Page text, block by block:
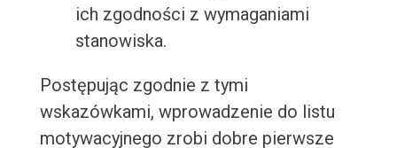
ich zgodności z wymaganiami
stanowiska.
Postępując zgodnie z tymi
wskazówkami, wprowadzenie do listu
motywacyjnego zrobi dobre pierwsze